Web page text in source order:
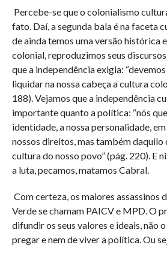
Percebe-se que o colonialismo
fato. Daí, a segunda bala é na faceta
de ainda temos uma versão histórica
colonial, reproduzimos seus
que a independência exigia:
liquidar na nossa cabeça a cultura
188). Vejamos que a independência
importante quanto a política: “nós
identidade, a nossa personalidade,
nossos direitos, mas também daquilo
cultura do nosso povo” (pág. 220). E
a luta, pecamos, matamos Cabral.
Com certeza, os maiores assassinos
Verde se chamam PAICV e MPD. O
difundir os seus valores e ideais, não
pregar e nem de viver a política. Ou